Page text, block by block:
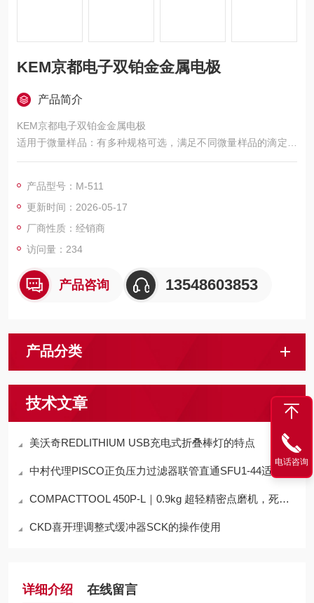
KEM京都电子双铂金金属电极
产品简介
KEM京都电子双铂金金属电极
适用于微量样品：有多种规格可选，满足不同微量样品的滴定需
求。如 MTA - 118 - 1 细管形滴定池，最小容量 1mL，最大容量
量 35mL；MTA - 118 - 50 圆锥形滴定池，最小容量 25mL，最
大容量 100mL。
产品型号：M-511
更新时间：2026-05-17
厂商性质：经销商
访问量：234
产品咨询 13548603853
产品分类
技术文章
美沃奇REDLITHIUM USB充电式折叠棒灯的特点
中村代理PISCO正负压力过滤器联管直通SFU1-44适用范围
COMPACTTOOL 450P‑L｜0.9kg 超轻精密点磨机，死角抛光 + 镜面修复双突破
CKD喜开理调整式缓冲器SCK的操作使用
详细介绍 在线留言
电话咨询